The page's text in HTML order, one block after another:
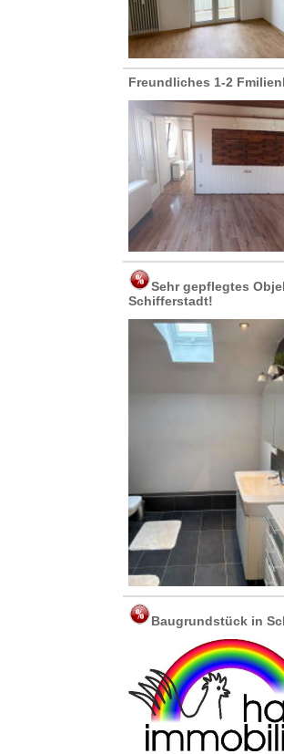
Freundliches 1-2
Sehr gepflegtes
Schifferstadt!
Baugrundstück in